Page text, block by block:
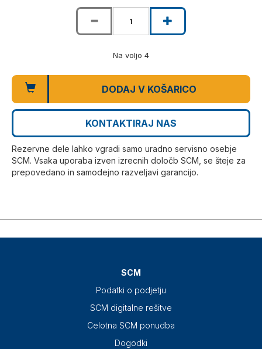
Na voljo 4
DODAJ V KOŠARICO
KONTAKTIRAJ NAS
Rezervne dele lahko vgradi samo uradno servisno osebje
SCM. Vsaka uporaba izven izrecnih določb SCM, se šteje za
prepovedano in samodejno razveljavi garancijo.
SCM
Podatki o podjetju
SCM digitalne rešitve
Celotna SCM ponudba
Dogodki